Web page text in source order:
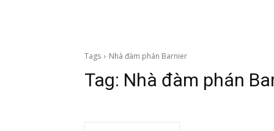
Tags Nhà đàm phán Barnier
Tag: Nhà đàm phán